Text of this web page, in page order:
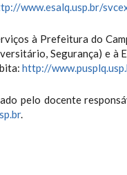
www.esalq.usp.br/
à Prefeitura do
Segurança) e à
http://
pelo docente
.